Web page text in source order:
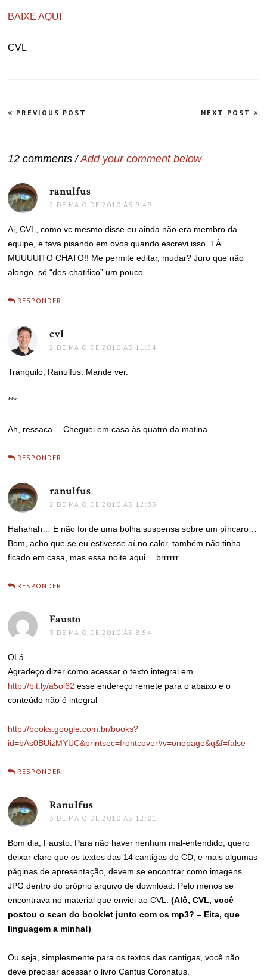
BAIXE AQUI
CVL
Navegação
de
PREVIOUS POST NEXT POST
12 comments /Add your comment below
ranulfus
2 DE MAIO DE 2010 ÀS 9:49
Ai, CVL, como vc mesmo disse eu ainda não era membro da
equipe, e tava pisando em ovos quando escrevi isso. TÁ
MUUUUITO CHATO!! Me permite editar, mudar? Juro que não
alongo, só “des-chatifico” um pouco…
RESPONDER
cvl
2 DE MAIO DE 2010 ÀS 11:54
Tranquilo, Ranulfus. Mande ver.
***
Ah, ressaca… Cheguei em casa às quatro da matina…
RESPONDER
ranulfus
2 DE MAIO DE 2010 ÀS 12:33
Hahahah… E não foi de uma bolha suspensa sobre um píncaro…
Bom, acho que se eu estivesse aí no calor, também não tinha
ficado em casa, mas essa noite aqui… brrrrrr
RESPONDER
Fausto
3 DE MAIO DE 2010 ÀS 8:54
OLá
Agradeço dizer como acessar o texto integral em
http://bit.ly/a5ol62 esse endereço remete para o abaixo e o
conteúdo não é integral
http://books.google.com.br/books?
id=bAs0BUizMYUC&printsec=frontcover#v=onepage&q&f=false
RESPONDER
Ranulfus
3 DE MAIO DE 2010 ÀS 12:01
Bom dia, Fausto. Para não haver nenhum mal-entendido, quero
deixar claro que os textos das 14 cantigas do CD, e mais algumas
páginas de apresentação, devem se encontrar como imagens
JPG dentro do próprio arquivo de download. Pelo menos se
encontrava no material que enviei ao CVL.(Alô, CVL, você
postou o scan do booklet junto com os mp3? – Eita, que
linguagem a minha!)
Ou seja, simplesmente para os textos das cantigas, você não
deve precisar acessar o livro Cantus Coronatus.